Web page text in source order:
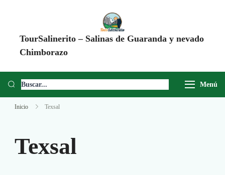
TourSalinerito – Salinas de Guaranda y nevado
Chimborazo
Chimborazo, Minas de Sal, Quesera El Salinerito, Chocolates El
Menú
Inicio Texsal
Texsal